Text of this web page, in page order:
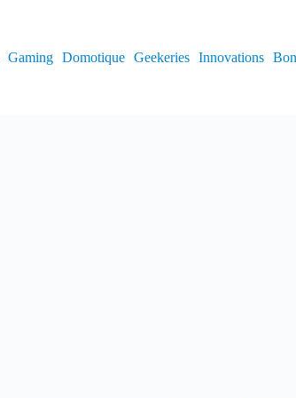
Gaming Domotique Geekeries Innovations